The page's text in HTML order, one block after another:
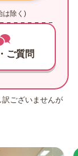
は除く)
ご質問
ございませんが